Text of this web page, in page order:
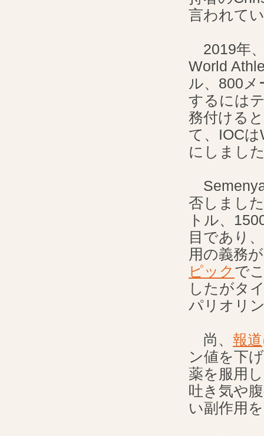
言われて
2019年
World
ル、800メ
するには
務付ける
て、IOC
にしまし
否しまし
トル、
目であり
用の義務
ピック で
したがタ
パリオリ
尚、 報道
ン値を下
薬を服用
吐き気や
い副作用